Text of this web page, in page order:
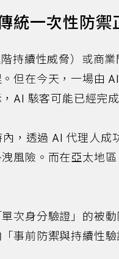
統一次性防禦
持續性威脅）或商
但在今天，一場由
AI 駭客可能已經完
，透過 AI 代理人成
風險。而在亞太地
次身分驗證」的被
事前防禦與持續性驗